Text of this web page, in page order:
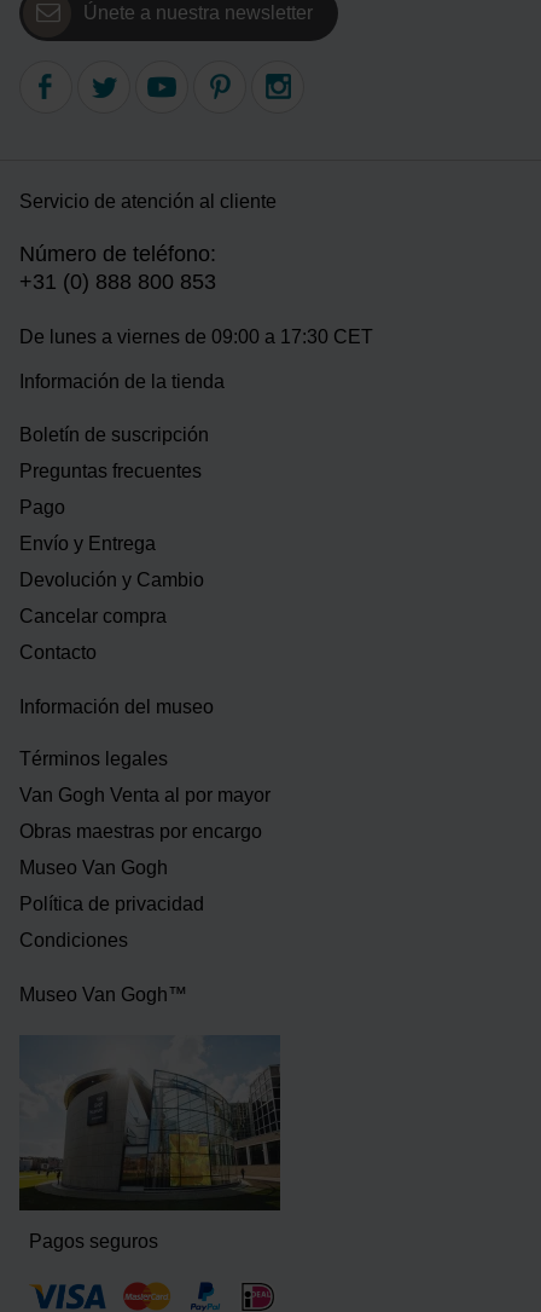
Únete a nuestra newsletter
Servicio de atención al cliente
Número de teléfono:
+31 (0) 888 800 853
De lunes a viernes de 09:00 a 17:30 CET
Información de la tienda
Boletín de suscripción
Preguntas frecuentes
Pago
Envío y Entrega
Devolución y Cambio
Cancelar compra
Contacto
Información del museo
Términos legales
Van Gogh Venta al por mayor
Obras maestras por encargo
Museo Van Gogh
Política de privacidad
Condiciones
Museo Van Gogh™
Pagos seguros